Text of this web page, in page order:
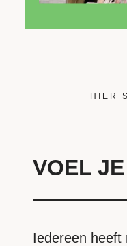
HIER
VOEL
Iedereen heeft